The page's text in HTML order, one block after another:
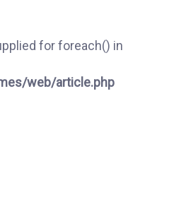
for foreach() in
web/article.php